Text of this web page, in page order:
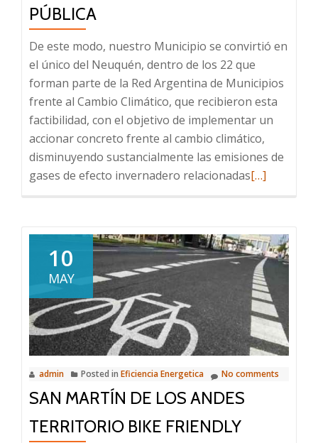
PÚBLICA
De este modo, nuestro Municipio se convirtió en
el único del Neuquén, dentro de los 22 que
forman parte de la Red Argentina de Municipios
frente al Cambio Climático, que recibieron esta
factibilidad, con el objetivo de implementar un
accionar concreto frente al cambio climático,
disminuyendo sustancialmente las emisiones de
gases de efecto invernadero relacionadasRead
Martín
de
los
Andes
busca
aplicar
la
eficiencia
[…]
10
MAY
admin Posted in Eficiencia Energetica No comments
SAN MARTÍN DE LOS ANDES
TERRITORIO BIKE FRIENDLY